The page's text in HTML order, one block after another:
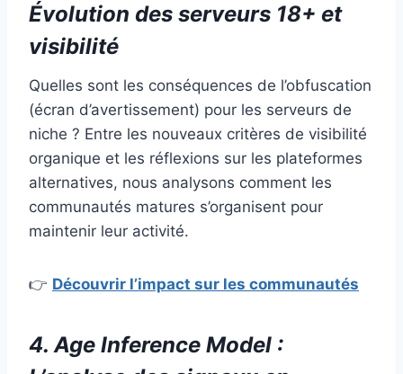
Évolution des serveurs 18+ et
visibilité
Quelles sont les conséquences de l’obfuscation
(écran d’avertissement) pour les serveurs de
niche ? Entre les nouveaux critères de visibilité
organique et les réflexions sur les plateformes
alternatives, nous analysons comment les
communautés matures s’organisent pour
maintenir leur activité.
👉 Découvrir l’impact sur les communautés
4. Age Inference Model :